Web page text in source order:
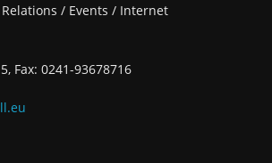
/ Events / Internet
Fax: 0241-93678716